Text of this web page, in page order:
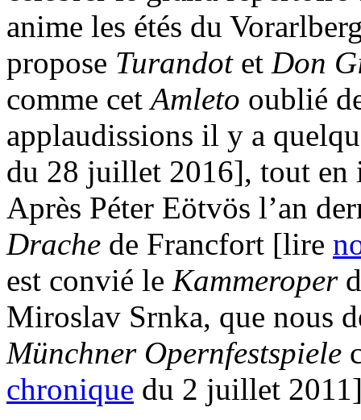
anime les étés du
propose Turandot et Don
comme cetAmleto oublié
applaudissions il y a
du 28 juillet 2016], tout en
Après Péter Eötvös l’an
Drache de Francfort [lire
est convié le Kammeroper
Miroslav Srnka, que nous
Münchner Opernfestspiele
chronique du 2 juillet